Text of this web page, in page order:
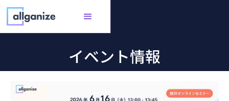
イベント情報